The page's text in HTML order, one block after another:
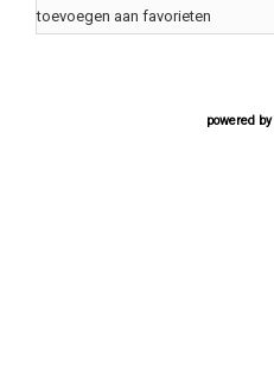
toevoegen aan favorieten
powered by